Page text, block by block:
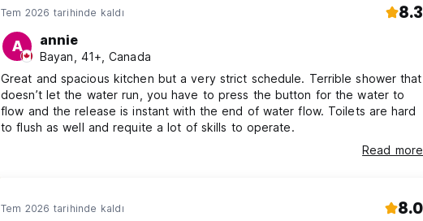
Tem 2026 tarihinde kaldı 8.3
A annie
Bayan, 41+, Canada
Great and spacious kitchen but a very strict schedule. Terrible shower that
doesn’t let the water run, you have to press the button for the water to
flow and the release is instant with the end of water flow. Toilets are hard
to flush as well and requite a lot of skills to operate.
Read more
Tem 2026 tarihinde kaldı 8.0